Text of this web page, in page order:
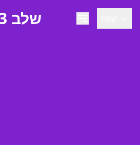
שלב 3 של ספרנקי